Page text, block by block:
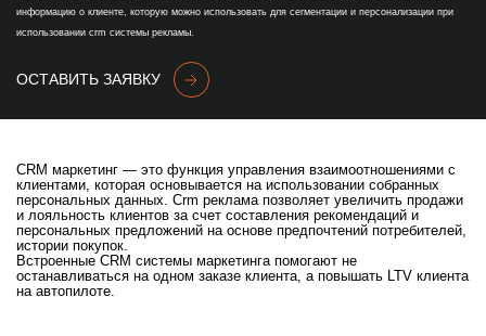
информацию о клиенте, которую можно использовать для сегментации и персонализации при
использовании crm системы рекламы.
ОСТАВИТЬ ЗАЯВКУ
CRM маркетинг — это функция управления взаимоотношениями с
клиентами, которая основывается на использовании собранных
персональных данных. Crm рекламапозволяет увеличить продажи
и лояльность клиентов за счет составления рекомендаций и
персональных предложений на основе предпочтений потребителей,
истории покупок.
Встроенные CRM системы маркетингапомогают не
останавливаться на одном заказе клиента, а повышать LTV клиента
на автопилоте.